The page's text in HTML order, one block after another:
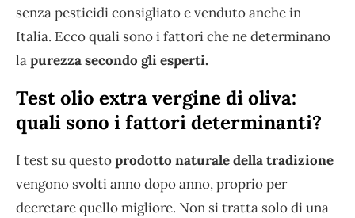
senza pesticidi consigliato e venduto anche in
Italia. Ecco quali sono i fattori che ne determinano
lapurezza secondo gli esperti.
Test olio extra vergine di oliva:
quali sono i fattori determinanti?
I test su questoprodotto naturale della tradizione
vengono svolti anno dopo anno, proprio per
decretare quello migliore. Non si tratta solo di una